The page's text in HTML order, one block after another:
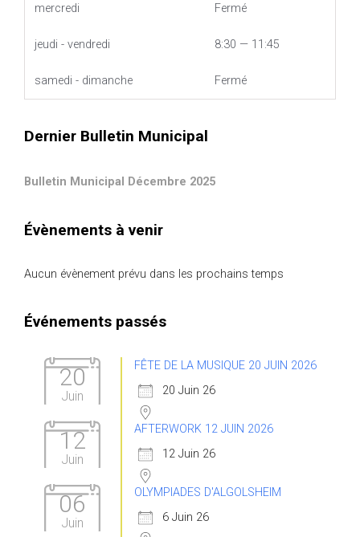
mercredi Fermé
jeudi - vendredi 8:30 — 11:45
samedi - dimanche Fermé
Dernier Bulletin Municipal
Bulletin Municipal Décembre 2025
Évènements à venir
Aucun évènement prévu dans les prochains temps
Événements passés
20
Juin
FÊTE DE LA MUSIQUE 20 JUIN 2026
20 Juin 26
12
Juin
AFTERWORK 12 JUIN 2026
12 Juin 26
06
Juin
OLYMPIADES D'ALGOLSHEIM
6 Juin 26